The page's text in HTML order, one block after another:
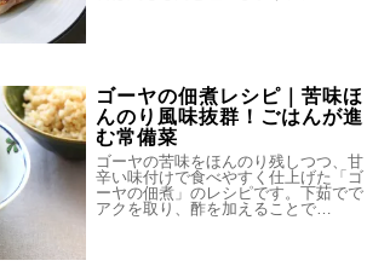
ゴーヤの佃煮レシピ｜苦味ほ
んのり風味抜群！ごはんが進
む常備菜
ゴーヤの苦味をほんのり残しつつ、甘
辛い味付けで食べやすく仕上げた「ゴ
ーヤの佃煮」のレシピです。下茹でで
アクを取り、酢を加えることで…